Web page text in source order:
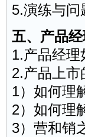
5.演练与问
五、产品
1.产品经理
2.产品上市
1）如何理
2）如何理
3）营和销